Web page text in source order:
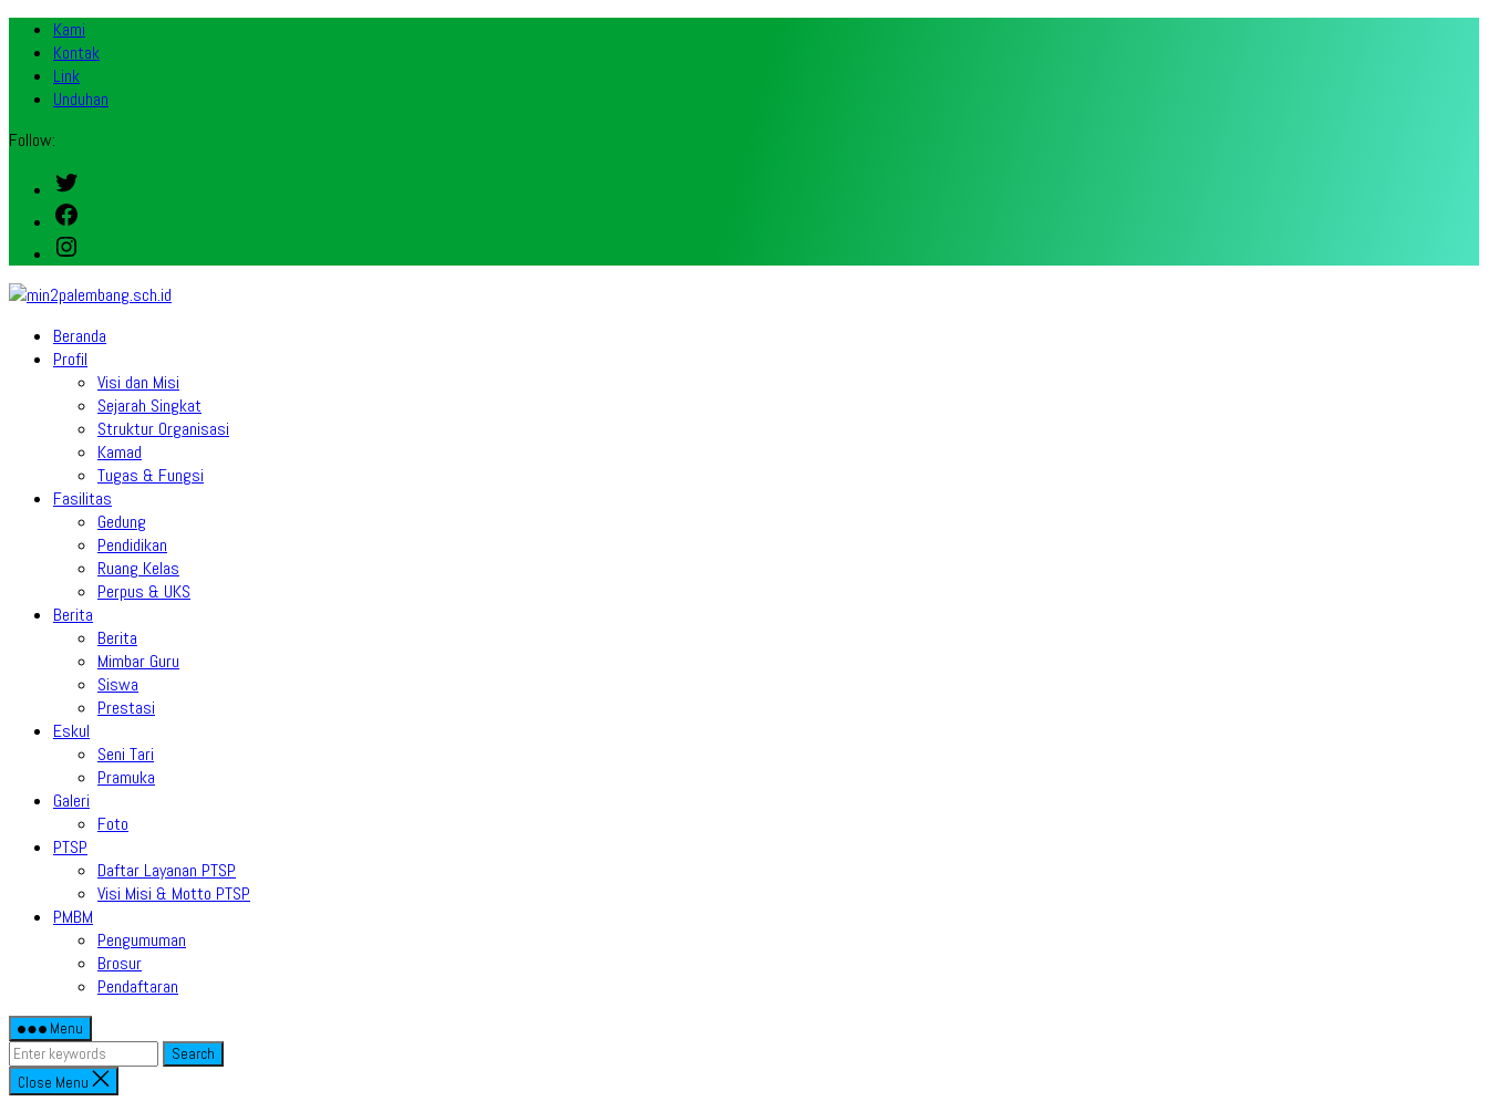
Kami
Kontak
Link
Unduhan
Follow:
Twitter
Facebook
Instagram
Beranda
Profil
Visi dan Misi
Sejarah Singkat
Struktur Organisasi
Kamad
Tugas & Fungsi
Fasilitas
Gedung
Pendidikan
Ruang Kelas
Perpus & UKS
Berita
Berita
Mimbar Guru
Siswa
Prestasi
Eskul
Seni Tari
Pramuka
Galeri
Foto
PTSP
Daftar Layanan PTSP
Visi Misi & Motto PTSP
PMBM
Pengumuman
Brosur
Pendaftaran
Menu
Search
Close Menu